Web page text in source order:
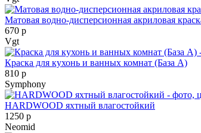
Матовая водно-дисперсионная акриловая
670 р
Vgt
Краска для кухонь и ванных комнат (База А)
810 р
Symphony
HARDWOOD яхтный влагостойкий
1250 р
Neomid